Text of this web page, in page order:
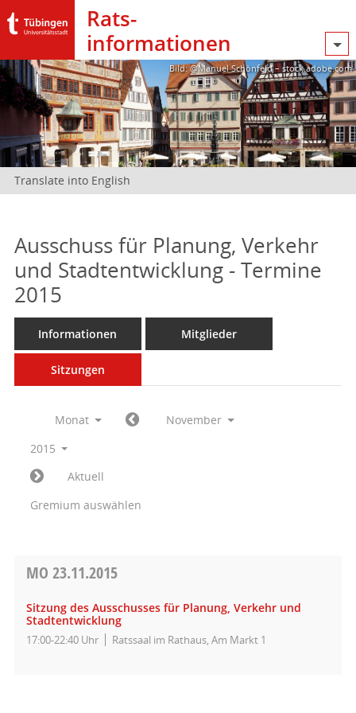
Rats­
informationen
Bild: @Manuel Schönfeld – stock.adobe.com
Translate into English
Ausschuss für Planung, Verkehr
und Stadtentwicklung - Termine
2015
Informationen Mitglieder
Sitzungen
Monat
November
2015
Aktuell
Gremium auswählen
MO 23.11.2015
Sitzung des Ausschusses für Planung, Verkehr und
Stadtentwicklung
17:00-22:40 Uhr Ratssaal im Rathaus, Am Markt 1